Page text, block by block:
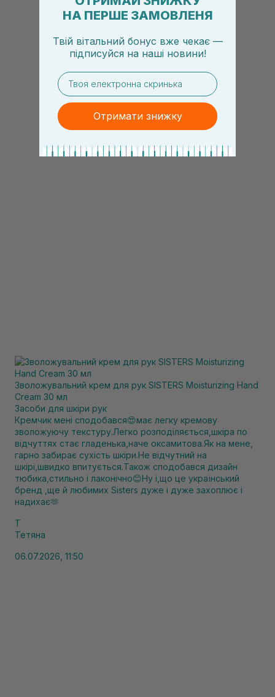
Зволожувальний крем для рук SISTERS Moisturizing Hand
Cream 30 мл
Засоби для шкіри рук
Кремчик мені сподобався😍має легку кремову
зволожуючу текстуру.Легко розподіляється,шкіра по
відчуттях стає гладенька,наче оксамитова.Як на мене,
гарно забирає сухість шкіри.Не відчутний на
шкірі,швидко впитується.Також сподобався дизайн
тюбика,стильно і лаконічно😊Ну і,що це український
бренд ,ще й любимих Sisters дуже і дуже захоплює і
надихає🫶
Т
Тетяна
06.07.2026, 11:50
НА ПЕРШЕ ЗАМОВЛЕНЯ
Твій вітальний бонус вже чекає —
підписуйся на наші новини!
email
Отримати знижку